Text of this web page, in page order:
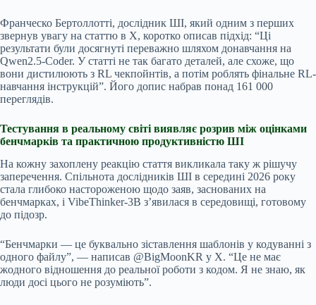
Франческо Бертоллотті, дослідник ШІ, який одним з перших
звернув увагу на статтю в X, коротко описав підхід: “Ці
результати були досягнуті переважно шляхом донавчання на
Qwen2.5-Coder. У статті не так багато деталей, але схоже, що
вони дистилюють з RL чекпойнтів, а потім роблять фінальне RL-
навчання інструкцій”. Його допис набрав понад 161 000
переглядів.
Тестування в реальному світі виявляє розрив між оцінками
бенчмарків та практичною продуктивністю ШІ
На кожну захоплену реакцію стаття викликала таку ж рішучу
заперечення. Спільнота дослідників ШІ в середині 2026 року
стала глибоко настороженою щодо заяв, заснованих на
бенчмарках, і VibeThinker-3B з’явилася в середовищі, готовому
до підозр.
“Бенчмарки — це буквально зіставлення шаблонів у кодуванні з
одного файлу”, — написав @BigMoonKR у X. “Це не має
жодного відношення до реальної роботи з кодом. Я не знаю, як
люди досі цього не розуміють”.